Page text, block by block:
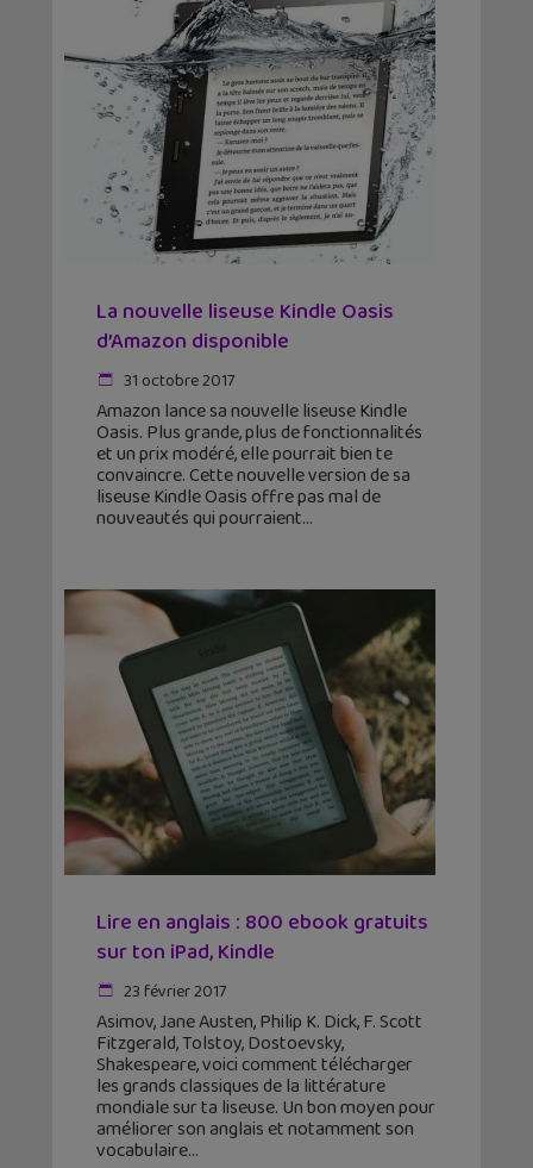
La nouvelle liseuse Kindle Oasis
d’Amazon disponible
31 octobre 2017
Amazon lance sa nouvelle liseuse Kindle
Oasis. Plus grande, plus de fonctionnalités
et un prix modéré, elle pourrait bien te
convaincre. Cette nouvelle version de sa
liseuse Kindle Oasis offre pas mal de
nouveautés qui pourraient
Lire en anglais : 800 ebook gratuits
sur ton iPad, Kindle
23 février 2017
Asimov, Jane Austen, Philip K. Dick, F. Scott
Fitzgerald, Tolstoy, Dostoevsky,
Shakespeare, voici comment télécharger
les grands classiques de la littérature
mondiale sur ta liseuse. Un bon moyen pour
améliorer son anglais et notamment son
vocabulaire